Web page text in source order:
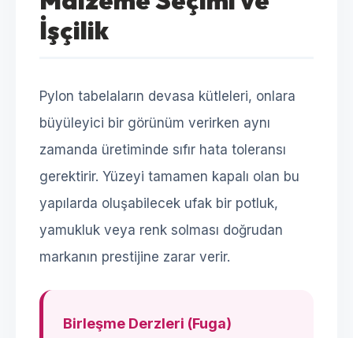
İşçilik
Pylon tabelaların devasa kütleleri, onlara
büyüleyici bir görünüm verirken aynı
zamanda üretiminde sıfır hata toleransı
gerektirir. Yüzeyi tamamen kapalı olan bu
yapılarda oluşabilecek ufak bir potluk,
yamukluk veya renk solması doğrudan
markanın prestijine zarar verir.
Birleşme Derzleri (Fuga)